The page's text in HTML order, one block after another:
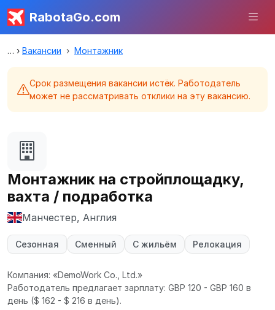
RabotaGo.com
Вакансии Монтажник
Срок размещения вакансии истёк. Работодатель
может не рассматривать отклики на эту вакансию.
Монтажник на стройплощадку,
вахта / подработка
Манчестер, Англия
Сезонная Сменный С жильём Релокация
Компания: «DemoWork Co., Ltd.»
Работодатель предлагает зарплату: GBP 120 - GBP 160 в
день ($ 162 - $ 216 в день).